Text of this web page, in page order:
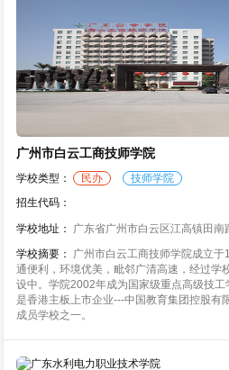
广州市白云工商技师学院
学校类型： 民办
技师学院
招生代码：
学校地址： 广东省广州市白云区江高镇田南
学校摘要： 广州市白云工商技师学院成立
通便利，环境优美，毗邻广清高速，经过学
设中。学院2002年成为国家级重点高级技工
是香港主板上市企业---中国教育集团控股有
成员学校之一。